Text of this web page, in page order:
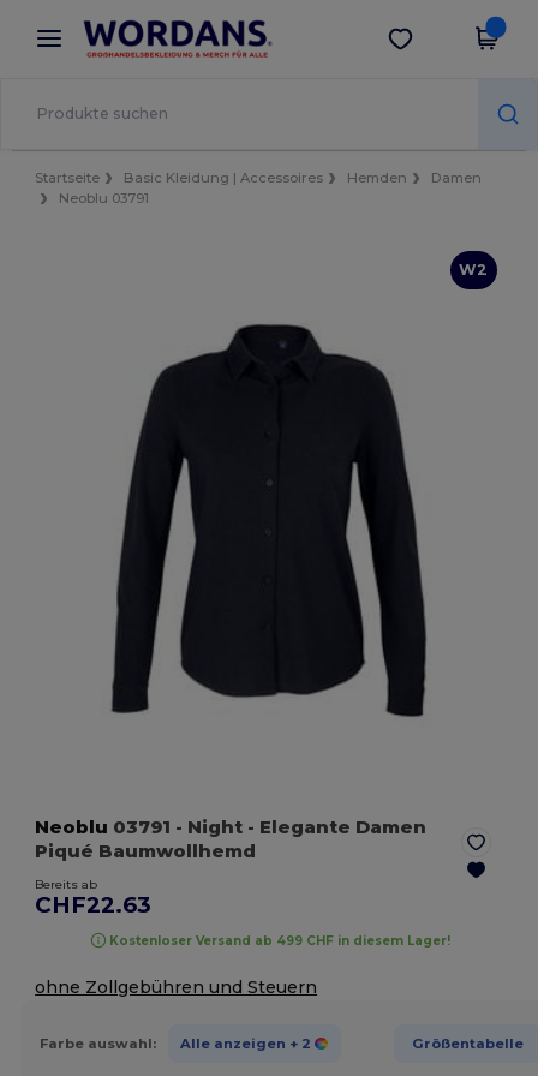
× Wordans App
Bessere Preise in der App!
App holen
Startseite Basic Kleidung | Accessoires Hemden
Damen
Neoblu 03791
W2
Neoblu 03791 - Night - Elegante Damen
Piqué Baumwollhemd
Bereits ab
CHF22.63
Kostenloser Versand ab 499 CHF in diesem Lager!
ohne Zollgebühren und Steuern
Farbe auswahl: Alle anzeigen + 2 Größentabelle